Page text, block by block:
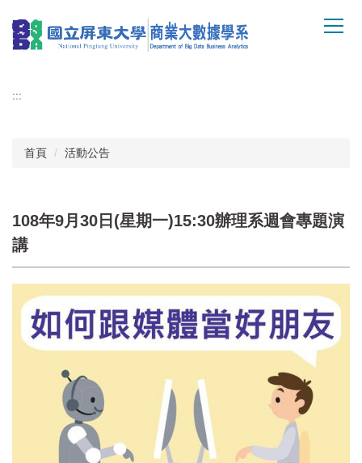
到
主
容
:::
首頁 活動公告
108年9月30日(星期一)15:30辦理系週會專題演
講